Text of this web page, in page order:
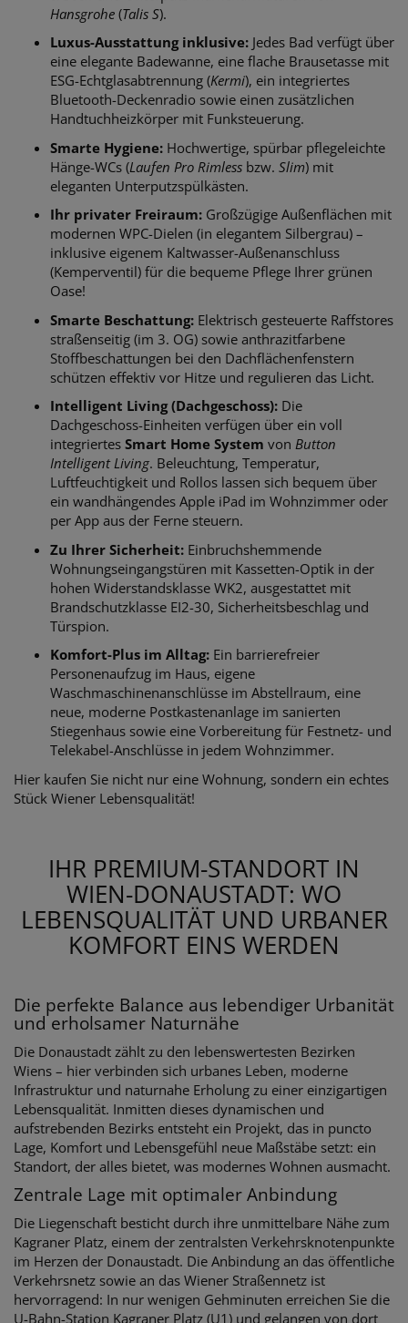
Hansgrohe (Talis S).
Luxus-Ausstattung inklusive: Jedes Bad verfügt über
eine elegante Badewanne, eine flache Brausetasse mit
ESG-Echtglasabtrennung (Kermi), ein integriertes
Bluetooth-Deckenradio sowie einen zusätzlichen
Handtuchheizkörper mit Funksteuerung.
Smarte Hygiene: Hochwertige, spürbar pflegeleichte
Hänge-WCs (Laufen Pro Rimless bzw. Slim) mit
eleganten Unterputzspülkästen.
Ihr privater Freiraum: Großzügige Außenflächen mit
modernen WPC-Dielen (in elegantem Silbergrau) –
inklusive eigenem Kaltwasser-Außenanschluss
(Kemperventil) für die bequeme Pflege Ihrer grünen
Oase!
Smarte Beschattung: Elektrisch gesteuerte Raffstores
straßenseitig (im 3. OG) sowie anthrazitfarbene
Stoffbeschattungen bei den Dachflächenfenstern
schützen effektiv vor Hitze und regulieren das Licht.
Intelligent Living (Dachgeschoss): Die
Dachgeschoss-Einheiten verfügen über ein voll
integriertes Smart Home System von Button
Intelligent Living. Beleuchtung, Temperatur,
Luftfeuchtigkeit und Rollos lassen sich bequem über
ein wandhängendes Apple iPad im Wohnzimmer oder
per App aus der Ferne steuern.
Zu Ihrer Sicherheit: Einbruchshemmende
Wohnungseingangstüren mit Kassetten-Optik in der
hohen Widerstandsklasse WK2, ausgestattet mit
Brandschutzklasse EI2-30, Sicherheitsbeschlag und
Türspion.
Komfort-Plus im Alltag: Ein barrierefreier
Personenaufzug im Haus, eigene
Waschmaschinenanschlüsse im Abstellraum, eine
neue, moderne Postkastenanlage im sanierten
Stiegenhaus sowie eine Vorbereitung für Festnetz- und
Telekabel-Anschlüsse in jedem Wohnzimmer.
Hier kaufen Sie nicht nur eine Wohnung, sondern ein echtes
Stück Wiener Lebensqualität!
IHR PREMIUM-STANDORT IN
WIEN-DONAUSTADT: WO
LEBENSQUALITÄT UND URBANER
KOMFORT EINS WERDEN
Die perfekte Balance aus lebendiger Urbanität
und erholsamer Naturnähe
Die Donaustadt zählt zu den lebenswertesten Bezirken
Wiens – hier verbinden sich urbanes Leben, moderne
Infrastruktur und naturnahe Erholung zu einer einzigartigen
Lebensqualität. Inmitten dieses dynamischen und
aufstrebenden Bezirks entsteht ein Projekt, das in puncto
Lage, Komfort und Lebensgefühl neue Maßstäbe setzt: ein
Standort, der alles bietet, was modernes Wohnen ausmacht.
Zentrale Lage mit optimaler Anbindung
Die Liegenschaft besticht durch ihre unmittelbare Nähe zum
Kagraner Platz, einem der zentralsten Verkehrsknotenpunkte
im Herzen der Donaustadt. Die Anbindung an das öffentliche
Verkehrsnetz sowie an das Wiener Straßennetz ist
hervorragend: In nur wenigen Gehminuten erreichen Sie die
U-Bahn-Station Kagraner Platz (U1) und gelangen von dort